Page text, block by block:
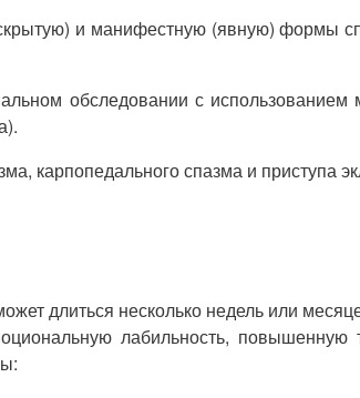
и манифестную (явную) формы
обследовании с
карпопедального спазма и приступа
длиться несколько недель или
лабильность,